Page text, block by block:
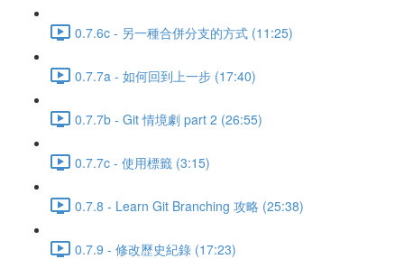
0.7.6c - 另一種合併分支的方式 (11:25)
0.7.7a - 如何回到上一步 (17:40)
0.7.7b - Git 情境劇 part 2 (26:55)
0.7.7c - 使用標籤 (3:15)
0.7.8 - Learn Git Branching 攻略 (25:38)
0.7.9 - 修改歷史紀錄 (17:23)